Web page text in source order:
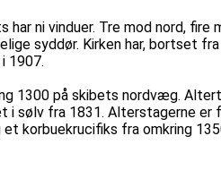
ni vinduer. Tre mod nord,
syddør. Kirken har,
1907.
1300 på skibets nordvæg.
fra 1831. Alterstagerne er
korbuekrucifiks fra omkring